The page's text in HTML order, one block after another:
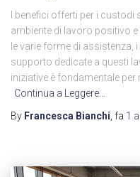
I benefici offerti per i
ambiente di lavoro positivo
le varie forme di assistenza,
supporto dedicate a questi
iniziative è fondamentale per
Continua a Leggere…
By Francesca Bianchi , fa 1